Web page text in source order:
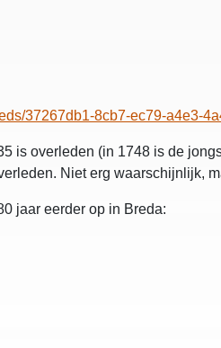
37267db1-8cb7-ec79-a4e3-
is overleden (in 1748 is de
Niet erg waarschijnlijk,
jaar eerder op in Breda: